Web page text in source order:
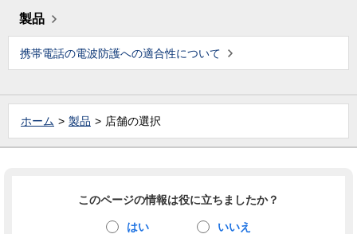
製品
携帯電話の電波防護への適合性について
ホーム 製品 店舗の選択
このページの情報は役に立ちましたか？
はい いいえ